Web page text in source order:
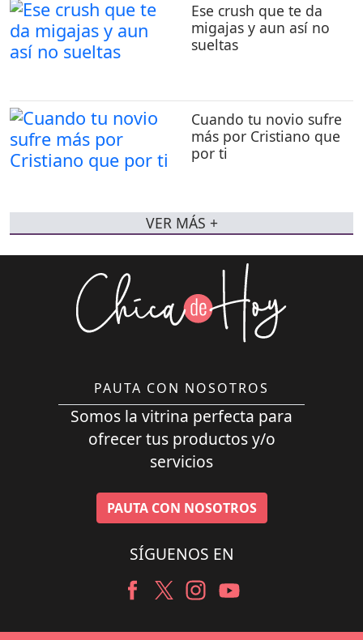
Ese crush que te da
migajas y aun así no
sueltas
Cuando tu novio sufre
más por Cristiano que
por ti
VER MÁS +
PAUTA CON NOSOTROS
Somos la vitrina perfecta para
ofrecer tus productos y/o
servicios
PAUTA CON NOSOTROS
SÍGUENOS EN